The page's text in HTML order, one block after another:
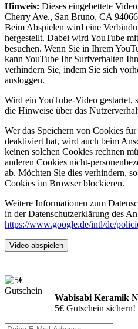
Hinweis: Dieses eingebettete
Cherry Ave., San Bruno, CA
Beim Abspielen wird eine
hergestellt. Dabei wird YouTube
besuchen. Wenn Sie in Ihrem
kann YouTube Ihr Surfverhalten
verhindern Sie, indem Sie sich
ausloggen.
Wird ein YouTube-Video gestartet,
die Hinweise über das
Wer das Speichern von Cookies
deaktiviert hat, wird auch beim
keinen solchen Cookies rechnen
anderen Cookies nicht-
ab. Möchten Sie dies verhindern,
Cookies im Browser blockieren.
Weitere Informationen zum
in der Datenschutzerklärung des
https://www.google.de/intl/de/
Video abspielen
Wabisabi Keramik
5€ Gutschein sichern!